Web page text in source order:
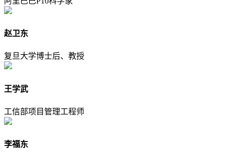
赵卫东
复旦大学博士后、教授
王学武
工信部项目管理工程师
李福东